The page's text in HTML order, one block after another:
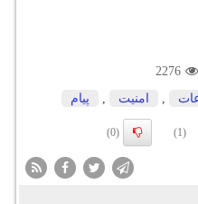
2276
امنیت پیام
(1)
(0)